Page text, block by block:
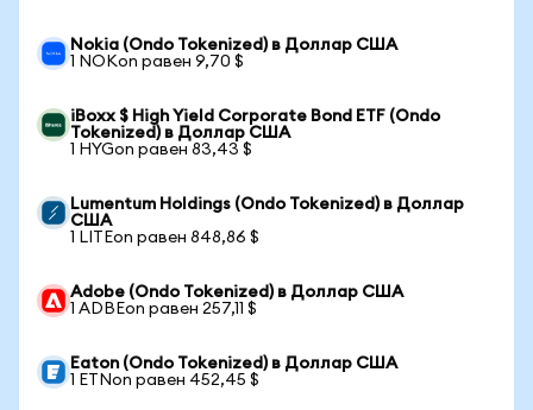
Nokia (Ondo Tokenized) в Доллар США
1 NOKon равен 9,70 $
iBoxx $ High Yield Corporate Bond ETF (Ondo
Tokenized) в Доллар США
1 HYGon равен 83,43 $
Lumentum Holdings (Ondo Tokenized) в Доллар
США
1 LITEon равен 848,86 $
Adobe (Ondo Tokenized) в Доллар США
1 ADBEon равен 257,11 $
Eaton (Ondo Tokenized) в Доллар США
1 ETNon равен 452,45 $